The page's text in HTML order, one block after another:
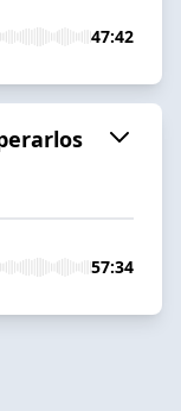
47:42
57:34